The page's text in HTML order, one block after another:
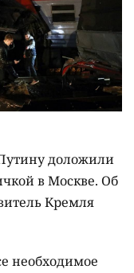
доложили
в Москве. Об
Кремля
необходимое